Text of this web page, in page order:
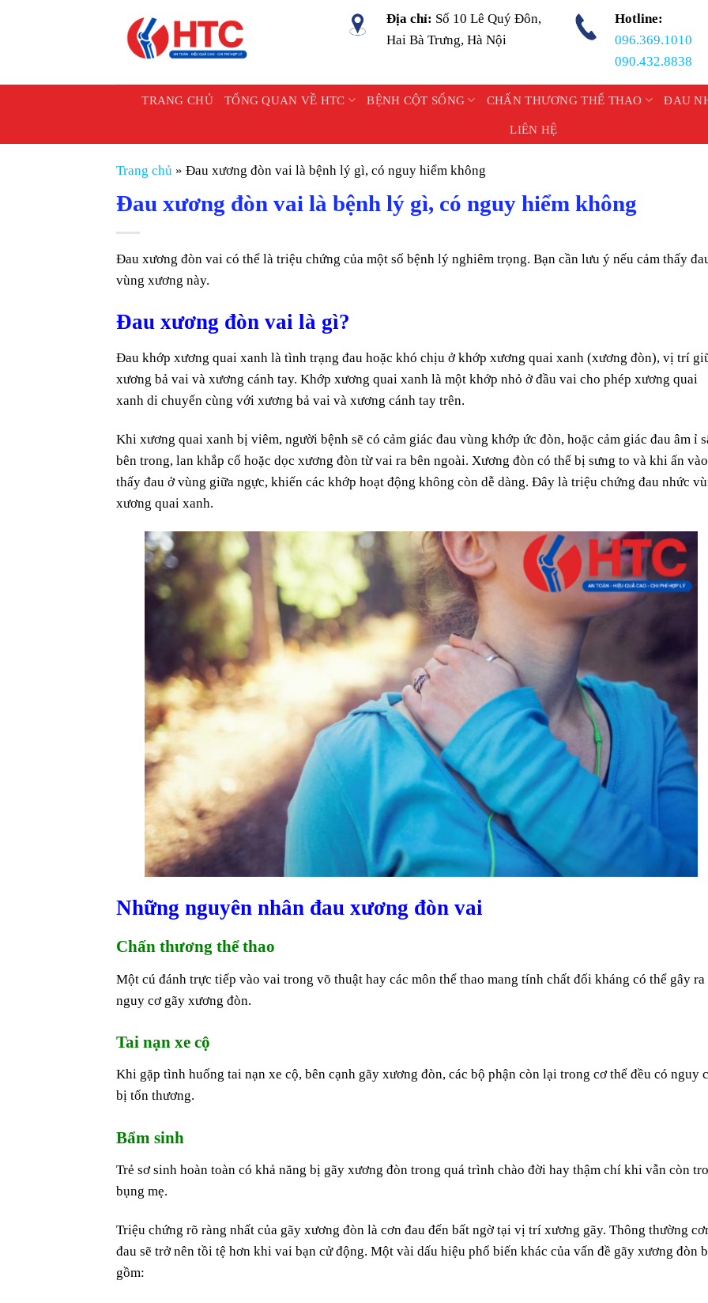
Địa chỉ: Số 10 Lê Quý Đôn,
Hai Bà Trưng, Hà Nội
Hotline:
096.369.1010
090.432.8838
TRANG CHỦ TỔNG QUAN VỀ HTC BỆNH CỘT SỐNG CHẤN THƯƠNG THỂ THAO ĐAU
LIÊN HỆ
Trang chủ » Đau xương đòn vai là bệnh lý gì, có nguy hiểm không
Đau xương đòn vai là bệnh lý gì, có nguy hiểm không
Đau xương đòn vai có thể là triệu chứng của một số bệnh lý nghiêm trọng. Bạn cần lưu ý nếu cảm thấy
vùng xương này.
Đau xương đòn vai là gì?
Đau khớp xương quai xanh là tình trạng đau hoặc khó chịu ở khớp xương quai xanh (xương đòn), vị trí
xương bả vai và xương cánh tay. Khớp xương quai xanh là một khớp nhỏ ở đầu vai cho phép xương quai
xanh di chuyển cùng với xương bả vai và xương cánh tay trên.
Khi xương quai xanh bị viêm, người bệnh sẽ có cảm giác đau vùng khớp ức đòn, hoặc cảm giác đau âm ỉ
bên trong, lan khắp cổ hoặc dọc xương đòn từ vai ra bên ngoài. Xương đòn có thể bị sưng to và khi ấn
thấy đau ở vùng giữa ngực, khiến các khớp hoạt động không còn dễ dàng. Đây là triệu chứng đau nhức
xương quai xanh.
Những nguyên nhân đau xương đòn vai
Chấn thương thể thao
Một cú đánh trực tiếp vào vai trong võ thuật hay các môn thể thao mang tính chất đối kháng có thể gây ra
nguy cơ gãy xương đòn.
Tai nạn xe cộ
Khi gặp tình huống tai nạn xe cộ, bên cạnh gãy xương đòn, các bộ phận còn lại trong cơ thể đều có nguy
bị tổn thương.
Bẩm sinh
Trẻ sơ sinh hoàn toàn có khả năng bị gãy xương đòn trong quá trình chào đời hay thậm chí khi vẫn còn
bụng mẹ.
Triệu chứng rõ ràng nhất của gãy xương đòn là cơn đau đến bất ngờ tại vị trí xương gãy. Thông thường
đau sẽ trở nên tồi tệ hơn khi vai bạn cử động. Một vài dấu hiệu phổ biến khác của vấn đề gãy xương đòn
gồm: